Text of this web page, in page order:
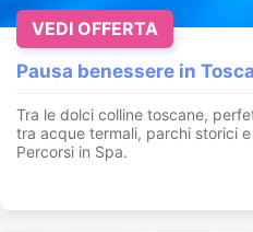
Pausa benessere in
Tra le dolci colline toscane,
tra acque termali, parchi storici
Percorsi in Spa.
VEDI OFFERTA